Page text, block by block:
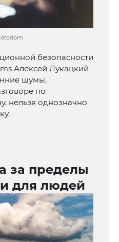
безопасности
Алексей Лукацкий
шумы,
по
нельзя однозначно
за пределы
для людей